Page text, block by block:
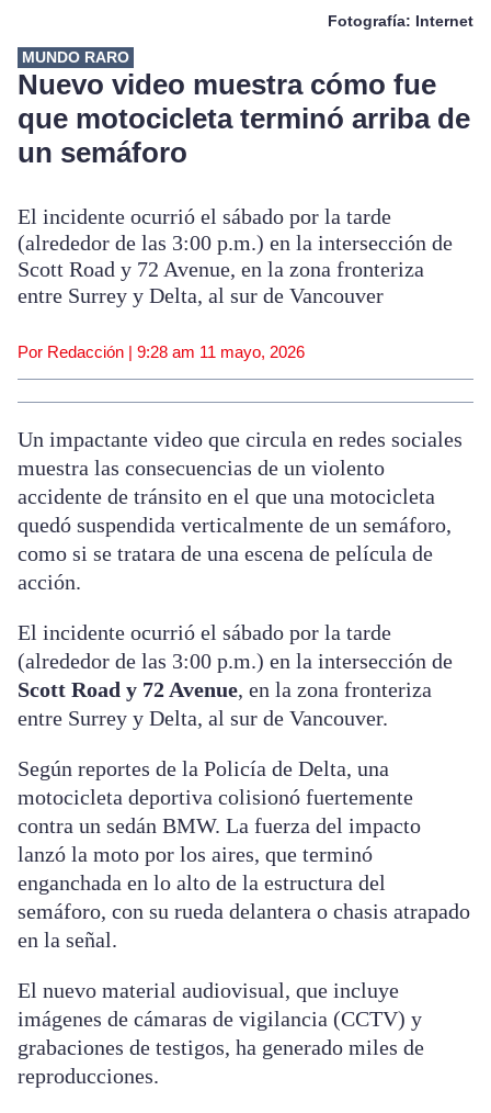
Fotografía: Internet
MUNDO RARO
Nuevo video muestra cómo fue
que motocicleta terminó arriba de
un semáforo
El incidente ocurrió el sábado por la tarde
(alrededor de las 3:00 p.m.) en la intersección de
Scott Road y 72 Avenue, en la zona fronteriza
entre Surrey y Delta, al sur de Vancouver
Por Redacción | 9:28 am 11 mayo, 2026
Un impactante video que circula en redes sociales
muestra las consecuencias de un violento
accidente de tránsito en el que una motocicleta
quedó suspendida verticalmente de un semáforo,
como si se tratara de una escena de película de
acción.
El incidente ocurrió el sábado por la tarde
(alrededor de las 3:00 p.m.) en la intersección de
Scott Road y 72 Avenue, en la zona fronteriza
entre Surrey y Delta, al sur de Vancouver.
Según reportes de la Policía de Delta, una
motocicleta deportiva colisionó fuertemente
contra un sedán BMW. La fuerza del impacto
lanzó la moto por los aires, que terminó
enganchada en lo alto de la estructura del
semáforo, con su rueda delantera o chasis atrapado
en la señal.
El nuevo material audiovisual, que incluye
imágenes de cámaras de vigilancia (CCTV) y
grabaciones de testigos, ha generado miles de
reproducciones.